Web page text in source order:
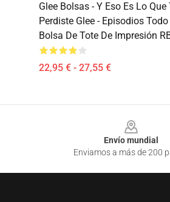
Glee Bolsas - Y Eso Es Lo Que
Perdiste Glee - Episodios
Bolsa De Tote De Impresión
22,95 € - 27,55 €
Envío mundial
Enviamos a más de 200